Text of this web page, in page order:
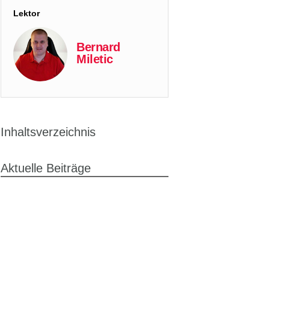
Lektor
Bernard
Miletic
Inhaltsverzeichnis
Aktuelle Beiträge